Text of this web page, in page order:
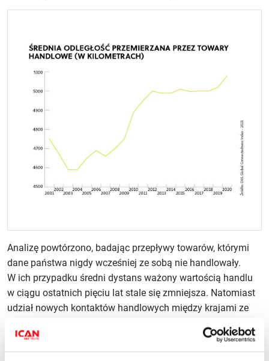
Analizę powtórzono, badając przepływy towarów, którymi
dane państwa nigdy wcześniej ze sobą nie handlowały.
W ich przypadku średni dystans ważony wartością handlu
w ciągu ostatnich pięciu lat stale się zmniejsza. Natomiast
udział nowych kontaktów handlowych między krajami ze
10%. Być może coraz częstsze relacje handlowe krajów ze
sobą sąsiadujących oraz spadek średniej długości